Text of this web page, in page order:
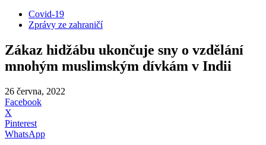
Covid-19
Zprávy ze zahraničí
Zákaz hidžábu ukončuje sny o vzdělání
mnohým muslimským dívkám v Indii
26 června, 2022
Facebook
X
Pinterest
WhatsApp